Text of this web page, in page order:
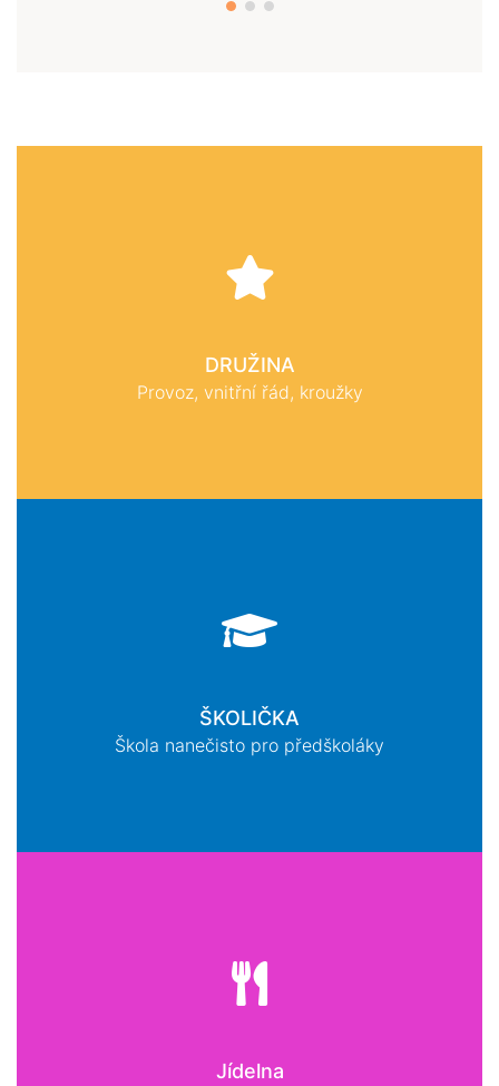
DRUŽINA
Provoz, vnitřní řád, kroužky
ŠKOLIČKA
Škola nanečisto pro předškoláky
Jídelna